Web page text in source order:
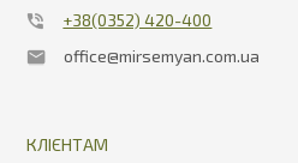
+38(0352) 420-400
office@mirsemyan.com.ua
КЛІЄНТАМ